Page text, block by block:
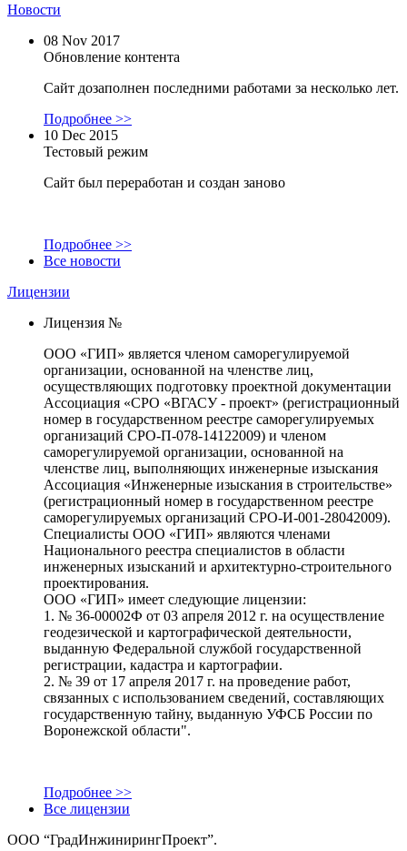
Новости
08 Nov 2017
Обновление контента
Сайт дозаполнен последними работами за несколько лет.
Подробнее >>
10 Dec 2015
Тестовый режим
Сайт был переработан и создан заново
Подробнее >>
Все новости
Лицензии
Лицензия №
ООО «ГИП» является членом саморегулируемой
организации, основанной на членстве лиц,
осуществляющих подготовку проектной документации
Ассоциация «СРО «ВГАСУ - проект» (регистрационный
номер в государственном реестре саморегулируемых
организаций СРО-П-078-14122009) и членом
саморегулируемой организации, основанной на
членстве лиц, выполняющих инженерные изыскания
Ассоциация «Инженерные изыскания в строительстве»
(регистрационный номер в государственном реестре
саморегулируемых организаций СРО-И-001-28042009).
Специалисты ООО «ГИП» являются членами
Национального реестра специалистов в области
инженерных изысканий и архитектурно-строительного
проектирования.
ООО «ГИП» имеет следующие лицензии:
1. № 36-00002Ф от 03 апреля 2012 г. на осуществление
геодезической и картографической деятельности,
выданную Федеральной службой государственной
регистрации, кадастра и картографии.
2. № 39 от 17 апреля 2017 г. на проведение работ,
связанных с использованием сведений, составляющих
государственную тайну, выданную УФСБ России по
Воронежской области".
Подробнее >>
Все лицензии
ООО “ГрадИнжинирингПроект”.